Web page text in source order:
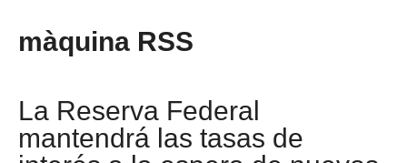
màquina RSS
La Reserva Federal
mantendrá las tasas de